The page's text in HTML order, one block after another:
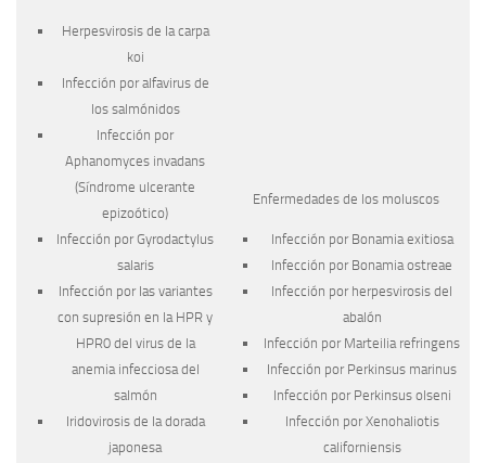
Herpesvirosis de la carpa
koi
Infección por alfavirus de
los salmónidos
Infección por
Aphanomyces invadans
(Síndrome ulcerante
epizoótico)
Infección porGyrodactylus
salaris
Infección por las variantes
con supresión en la HPR y
HPR0 del virus de la
anemia infecciosa del
salmón
Iridovirosis de la dorada
japonesa
Enfermedades de los moluscos
Infección por Bonamia exitiosa
Infección por Bonamia ostreae
Infección por herpesvirosis del
abalón
Infección por Marteilia refringens
Infección por Perkinsus marinus
Infección por Perkinsus olseni
Infección porXenohaliotis
californiensis